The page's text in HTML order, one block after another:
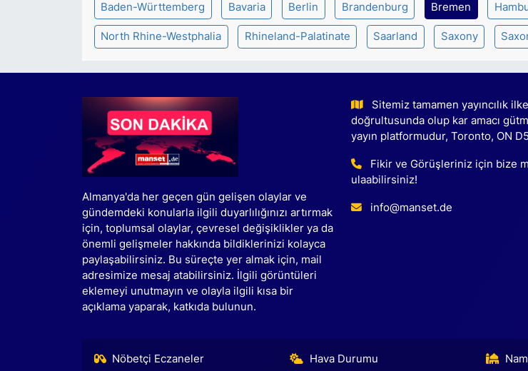
Baden-Württemberg Bavaria Berlin Brandenburg Bremen
North Rhine-Westphalia Rhineland-Palatinate Saarland Saxony
Almanya'da her geçen gün gelişen olaylar ve
gündemdeki konularla ilgili duyarlılığınızı artırmak
için, toplumsal olaylar, çevresel değişiklikler ya da
önemli gelişmeler hakkında bildiklerinizi kolayca
paylaşabilirsiniz. Bu süreçte yer almak için, mail
adresimize mesaj atabilirsiniz. İlgili görüntüleri
eklemeyi unutmayın ve olayla ilgili kısa bir
açıklama yaparak, katkıda bulunun.
Sitemiz tamamen yayıncılık
doğrultusunda olup kar amacı
yayın platformudur, Toronto, ON
Fikir ve Görüşleriniz için bize
ulaabilirsiniz!
info@manset.de
Nöbetçi Eczaneler Hava Durumu